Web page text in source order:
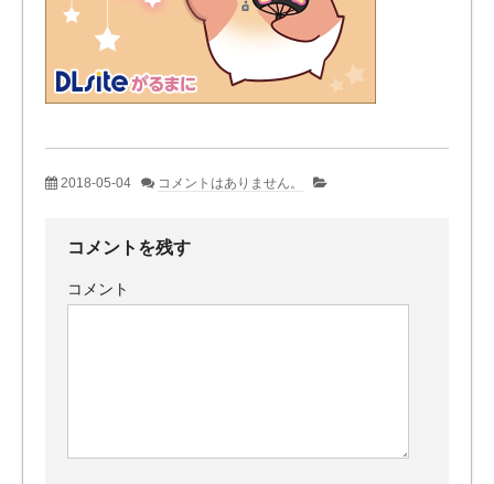
2018-05-04 コメントはありません。
コメントを残す
コメント